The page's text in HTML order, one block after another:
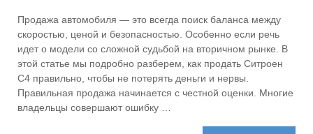
Продажа автомобиля — это всегда поиск баланса между
скоростью, ценой и безопасностью. Особенно если речь
идет о модели со сложной судьбой на вторичном рынке. В
этой статье мы подробно разберем, как продать Ситроен
C4 правильно, чтобы не потерять деньги и нервы.
Правильная продажа начинается с честной оценки. Многие
владельцы совершают ошибку …